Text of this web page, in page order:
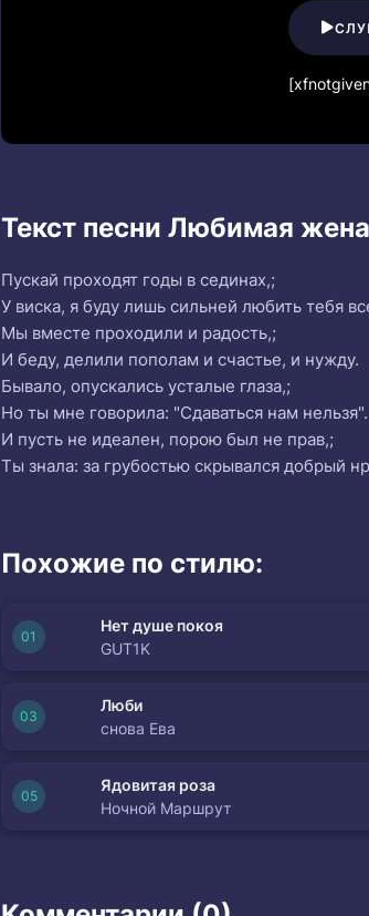
Текст песни Любимая
Пускай проходят годы в сединах,;
У виска, я буду лишь сильней любить тебя
Мы вместе проходили и радость,;
И беду, делили пополам и счастье, и нужду.
Бывало, опускались усталые глаза,;
Но ты мне говорила: "Сдаваться нам нельзя".
И пусть не идеален, порою был не прав,;
Ты знала: за грубостью скрывался добрый
Похожие по стилю:
Нет душе покоя
GUT1K
Люби
снова Ева
Ядовитая роза
Ночной Маршрут